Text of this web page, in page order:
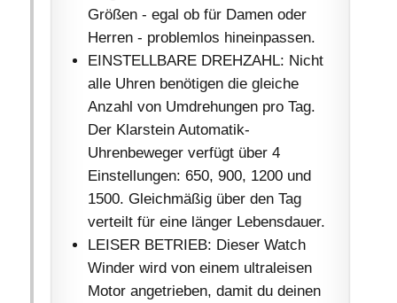
Größen - egal ob für Damen oder
Herren - problemlos hineinpassen.
EINSTELLBARE DREHZAHL: Nicht
alle Uhren benötigen die gleiche
Anzahl von Umdrehungen pro Tag.
Der Klarstein Automatik-
Uhrenbeweger verfügt über 4
Einstellungen: 650, 900, 1200 und
1500. Gleichmäßig über den Tag
verteilt für eine länger Lebensdauer.
LEISER BETRIEB: Dieser Watch
Winder wird von einem ultraleisen
Motor angetrieben, damit du deinen